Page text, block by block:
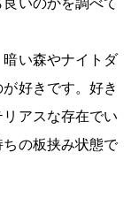
いのかを調べて
い森やナイトダ
好きです。好き
アスな存在でい
の板挟み状態で